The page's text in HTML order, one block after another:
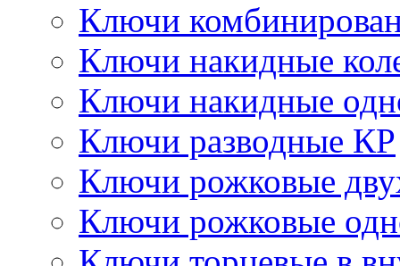
Ключи
Ключи накидные
Ключи накидные
Ключи разводные КР
Ключи рожковые
Ключи рожковые